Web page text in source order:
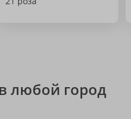
любой город